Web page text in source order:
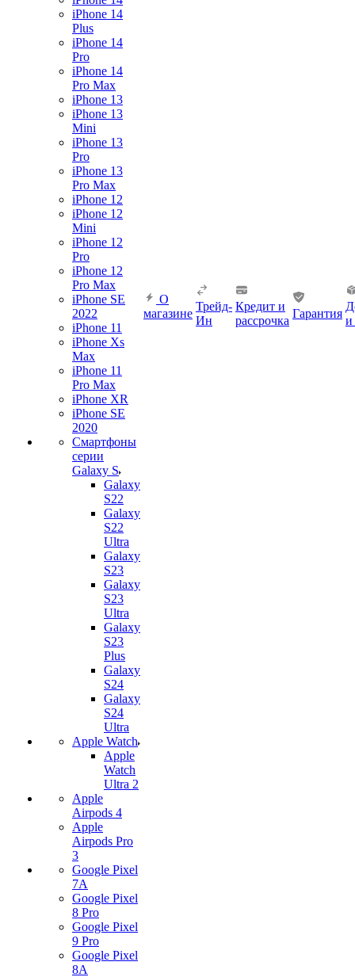
iPhone 14
Plus
iPhone 14
Pro
iPhone 14
Pro Max
iPhone 13
iPhone 13
Mini
iPhone 13
Pro
iPhone 13
Pro Max
iPhone 12
iPhone 12
Mini
iPhone 12
Pro
iPhone 12
Pro Max
iPhone SE
2022
iPhone 11
iPhone Xs
Max
iPhone 11
Pro Max
iPhone XR
iPhone SE
2020
Смартфоны
серии
Galaxy S
Galaxy
S22
Galaxy
S22
Ultra
Galaxy
S23
Galaxy
S23
Ultra
Galaxy
S23
Plus
Galaxy
S24
Galaxy
S24
Ultra
Apple Watch
Apple
Watch
Ultra 2
Apple
Airpods 4
Apple
Airpods Pro
3
Google Pixel
7А
Google Pixel
8 Pro
Google Pixel
9 Pro
Google Pixel
8A
О
магазине
Трейд-
Ин
Кредит и
рассрочка
Гарантия
и